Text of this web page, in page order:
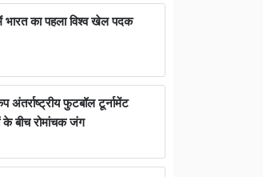
भारत का पहला विश्व खेल पदक
अंतर्राष्ट्रीय फुटबॉल टूर्नामेंट
बीच रोमांचक जंग